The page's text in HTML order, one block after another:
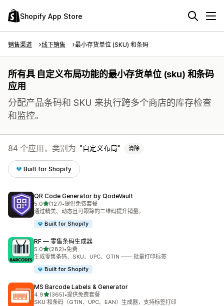
Shopify App Store
销售渠道 线下销售 最小存货单位 (SKU) 和条码
所有具 自定义布局功能的最小存货单位 (sku) 和条码
应用
分配产品条码和 SKU 来执行跨多个商店的库存检查
和监控。
84 个应用，类别为 自定义布局 清除
Built for Shopify
QR Code Generator by QodeVault
5.0星（满分 5 星）
(127)
总共 127 条评论
•提供免费套餐
通过精美、动态且可跟踪的二维码提升销量。
Built for Shopify
RF — 零售条码生成器
5.0星（满分 5 星）
(282)
总共 282 条评论
•免费
生成零售条码、SKU、UPC、GTIN —— 批量打印标签
Built for Shopify
MS Barcode Labels & Generator
4.9星（满分 5 星）
(365)
总共 365 条评论
•提供免费套餐
SKU 和条码（GTIN、UPC、EAN）生成器，支持标签打印